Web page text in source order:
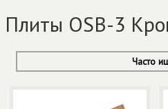
Плиты OSB-3
Часто